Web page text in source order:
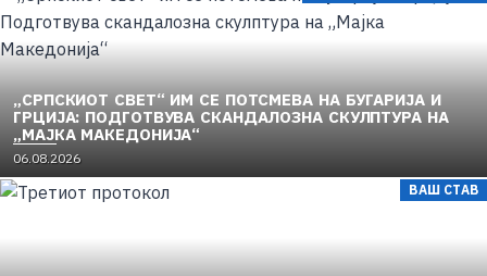
t
e
n
„СРПСКИОТ СВЕТ“ ИМ СЕ ПОТСМЕВА НА БУГАРИЈА И
ГРЦИЈА: ПОДГОТВУВА СКАНДАЛОЗНА СКУЛПТУРА НА
„МАЈКА МАКЕДОНИЈА“
P
o
s
06.08.2026
ВАШ СТАВ